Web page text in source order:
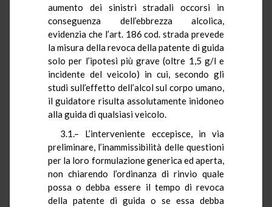
aumento dei sinistri stradali occorsi in
conseguenza dell’ebbrezza alcolica,
evidenzia che l’art. 186 cod. strada prevede
la misura della revoca della patente di guida
solo per l’ipotesi più grave (oltre 1,5 g/l e
incidente del veicolo) in cui, secondo gli
studi sull’effetto dell’alcol sul corpo umano,
il guidatore risulta assolutamente inidoneo
alla guida di qualsiasi veicolo.
3.1.– L’interveniente eccepisce, in via
preliminare, l’inammissibilità delle questioni
per la loro formulazione generica ed aperta,
non chiarendo l’ordinanza di rinvio quale
possa o debba essere il tempo di revoca
della patente di guida o se essa debba